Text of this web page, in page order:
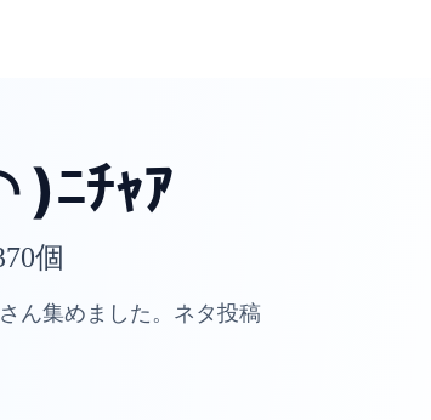
)ﾆﾁｬｱ
個
ん集めました。ネタ投稿